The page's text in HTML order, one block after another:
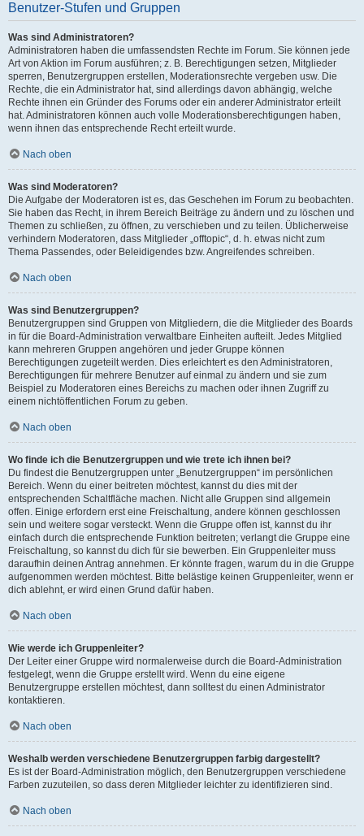
Benutzer-Stufen und Gruppen
Was sind Administratoren?
Administratoren haben die umfassendsten Rechte im Forum. Sie können jede
Art von Aktion im Forum ausführen; z. B. Berechtigungen setzen, Mitglieder
sperren, Benutzergruppen erstellen, Moderationsrechte vergeben usw. Die
Rechte, die ein Administrator hat, sind allerdings davon abhängig, welche
Rechte ihnen ein Gründer des Forums oder ein anderer Administrator erteilt
hat. Administratoren können auch volle Moderationsberechtigungen haben,
wenn ihnen das entsprechende Recht erteilt wurde.
Nach oben
Was sind Moderatoren?
Die Aufgabe der Moderatoren ist es, das Geschehen im Forum zu beobachten.
Sie haben das Recht, in ihrem Bereich Beiträge zu ändern und zu löschen und
Themen zu schließen, zu öffnen, zu verschieben und zu teilen. Üblicherweise
verhindern Moderatoren, dass Mitglieder „offtopic“, d. h. etwas nicht zum
Thema Passendes, oder Beleidigendes bzw. Angreifendes schreiben.
Nach oben
Was sind Benutzergruppen?
Benutzergruppen sind Gruppen von Mitgliedern, die die Mitglieder des Boards
in für die Board-Administration verwaltbare Einheiten aufteilt. Jedes Mitglied
kann mehreren Gruppen angehören und jeder Gruppe können
Berechtigungen zugeteilt werden. Dies erleichtert es den Administratoren,
Berechtigungen für mehrere Benutzer auf einmal zu ändern und sie zum
Beispiel zu Moderatoren eines Bereichs zu machen oder ihnen Zugriff zu
einem nichtöffentlichen Forum zu geben.
Nach oben
Wo finde ich die Benutzergruppen und wie trete ich ihnen bei?
Du findest die Benutzergruppen unter „Benutzergruppen“ im persönlichen
Bereich. Wenn du einer beitreten möchtest, kannst du dies mit der
entsprechenden Schaltfläche machen. Nicht alle Gruppen sind allgemein
offen. Einige erfordern erst eine Freischaltung, andere können geschlossen
sein und weitere sogar versteckt. Wenn die Gruppe offen ist, kannst du ihr
einfach durch die entsprechende Funktion beitreten; verlangt die Gruppe eine
Freischaltung, so kannst du dich für sie bewerben. Ein Gruppenleiter muss
daraufhin deinen Antrag annehmen. Er könnte fragen, warum du in die Gruppe
aufgenommen werden möchtest. Bitte belästige keinen Gruppenleiter, wenn er
dich ablehnt, er wird einen Grund dafür haben.
Nach oben
Wie werde ich Gruppenleiter?
Der Leiter einer Gruppe wird normalerweise durch die Board-Administration
festgelegt, wenn die Gruppe erstellt wird. Wenn du eine eigene
Benutzergruppe erstellen möchtest, dann solltest du einen Administrator
kontaktieren.
Nach oben
Weshalb werden verschiedene Benutzergruppen farbig dargestellt?
Es ist der Board-Administration möglich, den Benutzergruppen verschiedene
Farben zuzuteilen, so dass deren Mitglieder leichter zu identifizieren sind.
Nach oben